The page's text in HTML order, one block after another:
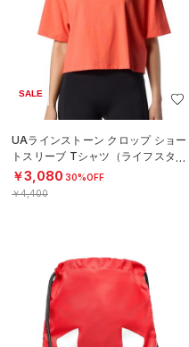
SALE
UAラインストーン クロップ ショー
トスリーブ Tシャツ（ライフスタイ
ル/WOMEN）
￥3,080 30%OFF
￥4,400